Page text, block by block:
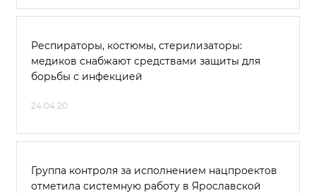
Респираторы, костюмы, стерилизаторы:
медиков снабжают средствами защиты для
борьбы с инфекцией
24.04.20
Группа контроля за исполнением нацпроектов
отметила системную работу в Ярославской